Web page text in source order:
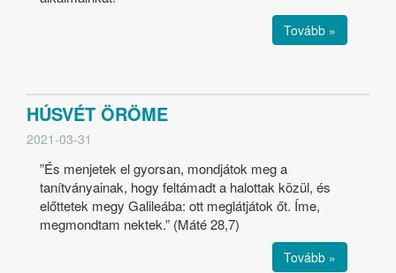
Tovább »
HÚSVÉT ÖRÖME
2021-03-31
”És menjetek el gyorsan, mondjátok meg a
tanítványainak, hogy feltámadt a halottak közül, és
előttetek megy Galileába: ott meglátjátok őt. Íme,
megmondtam nektek.” (Máté 28,7)
Tovább »